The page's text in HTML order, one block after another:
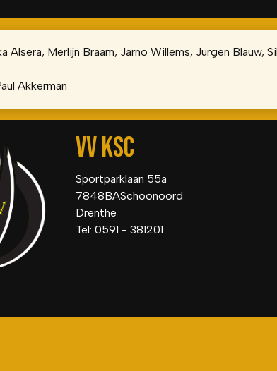
Alsera, Merlijn Braam, Jarno Willems, Jurgen Blauw,
Akkerman
VV KSC
Sportparklaan 55a
7848BASchoonoord
Drenthe
Tel: 0591 - 381201